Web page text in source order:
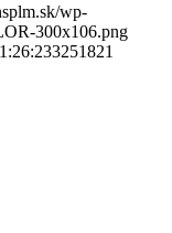
wp-
300x106.png
3251821